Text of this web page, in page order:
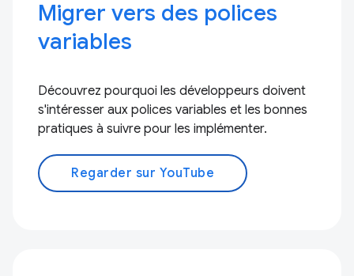
Migrer vers des polices
variables
Découvrez pourquoi les développeurs doivent
s'intéresser aux polices variables et les bonnes
pratiques à suivre pour les implémenter.
Regarder sur YouTube